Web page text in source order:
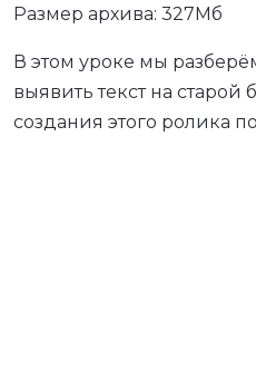
Размер архива: 327Мб
В этом уроке мы
выявить текст на старой
создания этого ролика